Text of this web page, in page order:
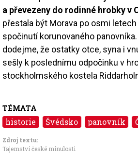
a převezeny do rodinné hrobky v
přestala být Morava po osmi
spočinutí korunovaného
dodejme, že ostatky otce, syna i
sešly k poslednímu odpočinku v
stockholmského kostela
TÉMATA
historie Švédsko panovník
Zdroj textu:
Tajemství české minulosti